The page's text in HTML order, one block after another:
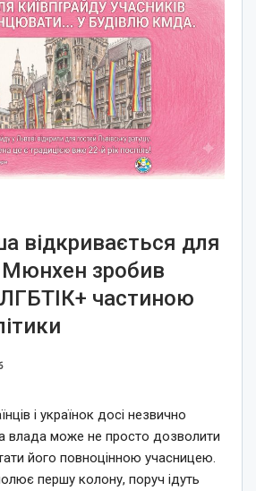
відкривається для
Мюнхен зробив
частиною
і українок досі незвично
влада може не просто дозволити
його повноцінною учасницею.
першу колону, поруч ідуть